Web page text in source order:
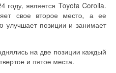
году, является Toyota Corolla.
свое второе место, а ее
улучшает позиции и занимает
на две позиции каждый
и пятое места.